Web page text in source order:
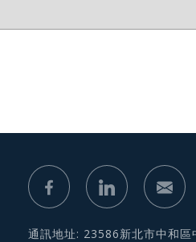
通訊地址: 23586新北市中和區